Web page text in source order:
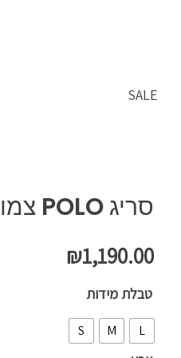
SALE
סריג POLO צמות
₪1,190.00
טבלת מידות
L
M
S
כמות
של
סריג